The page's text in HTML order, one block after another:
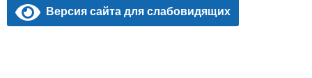
Версия сайта для слабовидящих